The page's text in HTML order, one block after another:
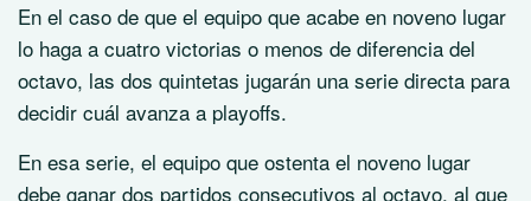
En el caso de que el equipo que acabe en noveno lugar
lo haga a cuatro victorias o menos de diferencia del
octavo, las dos quintetas jugarán una serie directa para
decidir cuál avanza a playoffs.
En esa serie, el equipo que ostenta el noveno lugar
debe ganar dos partidos consecutivos al octavo, al que